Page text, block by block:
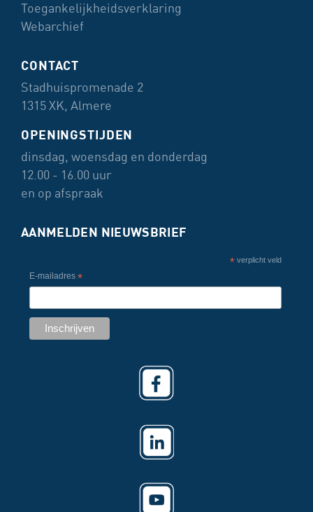
Toegankelijkheidsverklaring
Webarchief
CONTACT
Stadhuispromenade 2
1315 XK, Almere
OPENINGSTIJDEN
dinsdag, woensdag en donderdag
12.00 - 16.00 uur
en op afspraak
AANMELDEN NIEUWSBRIEF
*verplicht veld
E-mailadres *